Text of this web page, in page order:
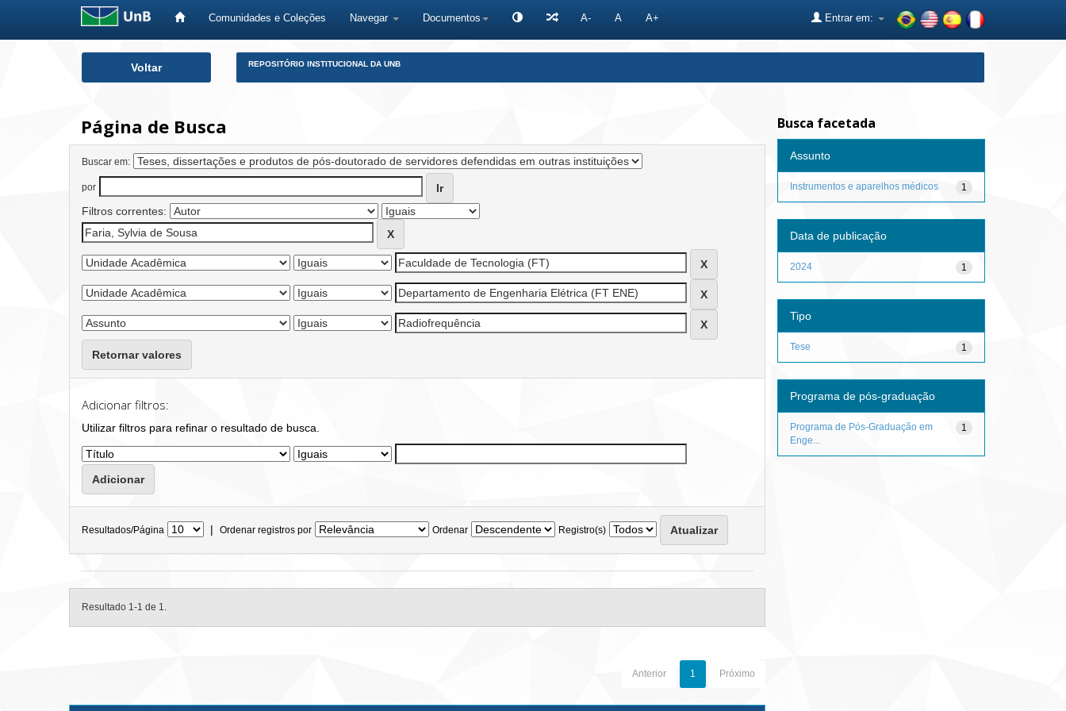
Comunidades e Coleções Navegar Documentos A- A A+ Entrar em:
Voltar REPOSITÓRIO INSTITUCIONAL DA UNB
Página de Busca
Buscar em:
por
Filtros correntes:
Retornar valores
Adicionar filtros:
Utilizar filtros para refinar o resultado de busca.
Resultados/Página | Ordenar registros por Ordenar Registro(s)
Resultado 1-1 de 1.
Anterior 1 Próximo
Busca facetada
Assunto
1
Instrumentos e aparelhos médicos
Data de publicação
1
2024
Tipo
1
Tese
Programa de pós-graduação
1
Programa de Pós-Graduação em
Enge...